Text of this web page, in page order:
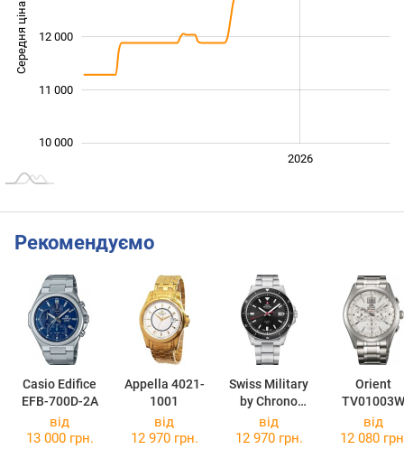
Середня ціна 10 000
10 000
11 000
12 000
2026
Рекомендуємо
Casio Edifice
EFB-700D-2A
Appella 4021-
1001
Swiss Military
by Chrono
SM34082.01
Orient
TV01003W
від
13 000 грн.
від
12 970 грн.
від
12 970 грн.
від
12 080